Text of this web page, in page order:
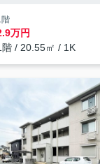
階
万円
階 / 20.55㎡ / 1K